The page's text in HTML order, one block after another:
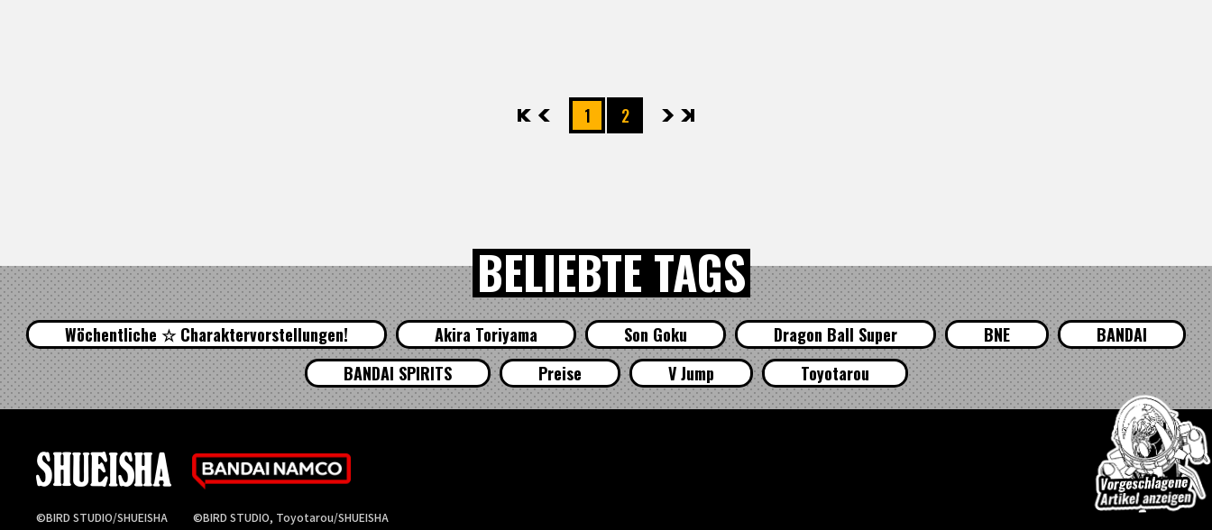
先頭 1 2 最後
BELIEBTE TAGS
Wöchentliche ☆ Charaktervorstellungen! Akira Toriyama Son Goku Dragon Ball Super BNE
BANDAI
BANDAI SPIRITS
Preise V Jump Toyotarou
©BIRD STUDIO/SHUEISHA
©BIRD STUDIO, Toyotarou/SHUEISHA